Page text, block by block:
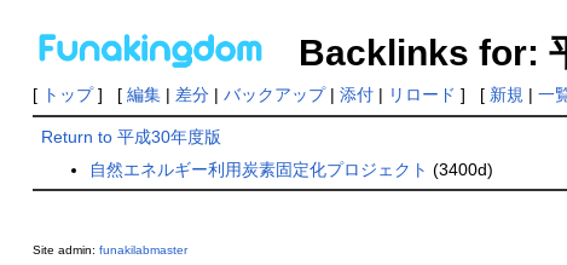
Backlinks for:
[ トップ] [ 編集| 差分| バックアップ| 添付| リロード ] [ 新規 | 一
Return to 平成30年度版
自然エネルギー利用炭素固定化プロジェクト (3400d)
Site admin: funakilabmaster